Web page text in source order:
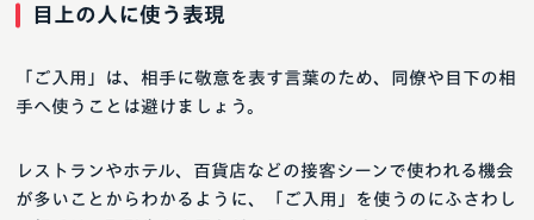
目上の人に使う表現
「ご入用」は、相手に敬意を表す言葉のため、同僚や目下の相
手へ使うことは避けましょう。
レストランやホテル、百貨店などの接客シーンで使われる機会
が多いことからわかるように、「ご入用」を使うのにふさわし